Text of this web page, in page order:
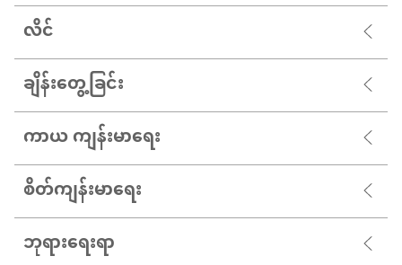
လိင်
ချိန်းတွေ့ခြင်း
ကာယ ကျန်းမာရေး
စိတ်ကျန်းမာရေး
ဘုရားရေးရာ